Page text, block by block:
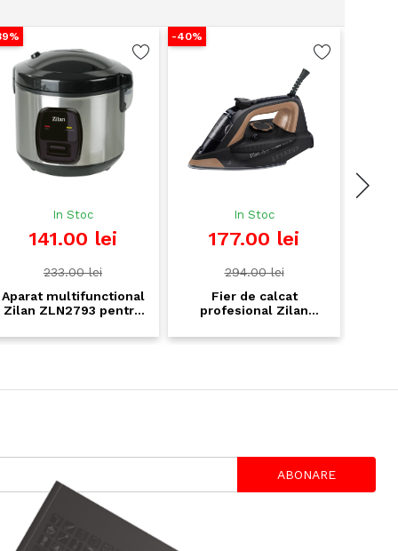
In Stoc
141.00 lei
233.00 lei
multifunctional
ZLN2793 pentru
500W, design
-40%
In Stoc
177.00 lei
294.00 lei
Fier de calcat
profesional Zilan
- talpa ceramica, auto-
ABONARE